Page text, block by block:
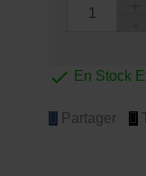
 En Stock
Partager